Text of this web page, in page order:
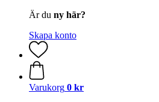
Är du ny här?
Skapa konto
Varukorg 0 kr